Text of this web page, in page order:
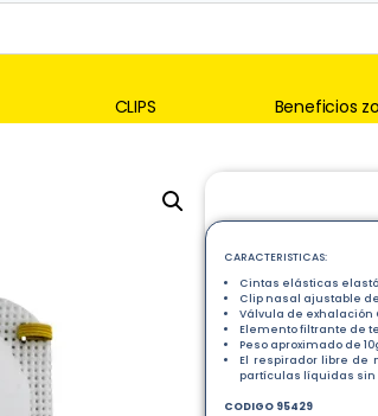
CLIPS Beneficios
CARACTERISTICAS:
Cintas elásticas
Clip nasal ajustable
Válvula de exhalación
Elemento filtrante de
Peso aproximado de
El respirador libre de
partículas líquidas sin
CODIGO 95429